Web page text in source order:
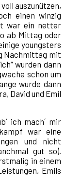
auszunützen,
einen winzig
war ein netter
ab Mittag oder
youngsters
Nachmittag mit
wurden dann
schon um
wurde dann
David und Emil
ich mach´ mir
war eine
und nicht
gut so).
in einem
Emils